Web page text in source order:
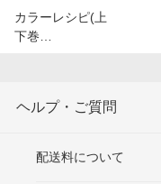
カラーレシピ(上
下巻…
ヘルプ・ご質問
配送料について